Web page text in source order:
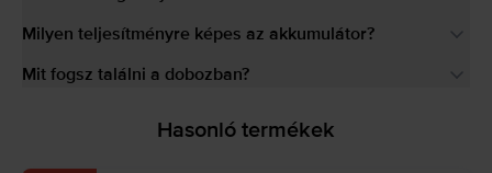
Milyen teljesítményre képes az akkumulátor?
Mit fogsz találni a dobozban?
Hasonló termékek